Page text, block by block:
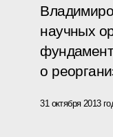
научных
о
31 октября 2013